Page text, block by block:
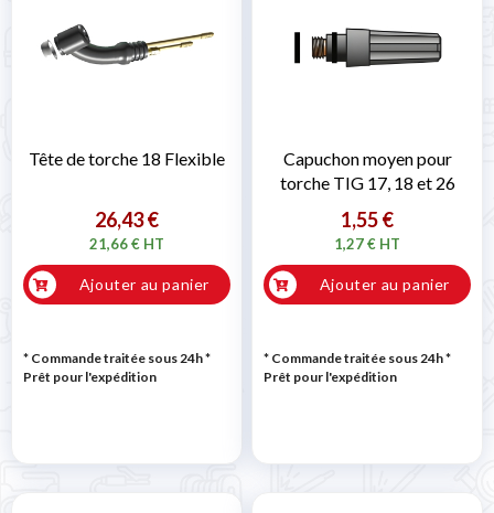
Tête de torche 18 Flexible
26,43 €
21,66 € HT
Ajouter au panier
* Commande traitée sous 24h*
Prêt pour l'expédition
Capuchon moyen pour
torche TIG 17, 18 et 26
1,55 €
1,27 € HT
Ajouter au panier
* Commande traitée sous 24h*
Prêt pour l'expédition